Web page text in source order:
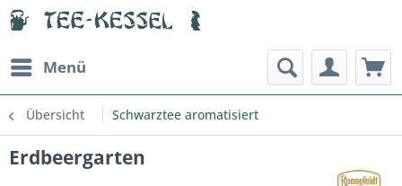
Menü
Übersicht Schwarztee aromatisiert
Erdbeergarten